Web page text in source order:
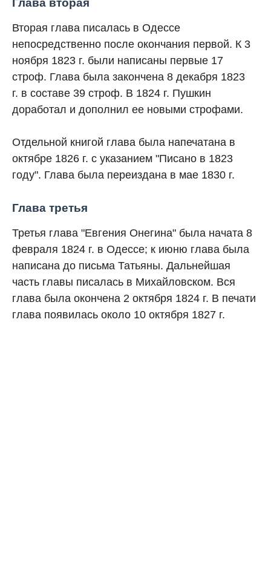
Глава вторая
Вторая глава писалась в Одессе
непосредственно после окончания первой. К 3
ноября 1823 г. были написаны первые 17
строф. Глава была закончена 8 декабря 1823
г. в составе 39 строф. В 1824 г. Пушкин
доработал и дополнил ее новыми строфами.
Отдельной книгой глава была напечатана в
октябре 1826 г. с указанием "Писано в 1823
году". Глава была переиздана в мае 1830 г.
Глава третья
Третья глава "Евгения Онегина" была начата 8
февраля 1824 г. в Одессе; к июню глава была
написана до письма Татьяны. Дальнейшая
часть главы писалась в Михайловском. Вся
глава была окончена 2 октября 1824 г. В печати
глава появилась около 10 октября 1827 г.